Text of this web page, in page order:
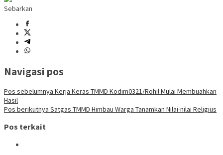
Sebarkan
Navigasi pos
Pos sebelumnya Kerja Keras TMMD Kodim0321/Rohil Mulai Membuahkan
Hasil
Pos berikutnya Satgas TMMD Himbau Warga Tanamkan Nilai-nilai Religius
Pos terkait